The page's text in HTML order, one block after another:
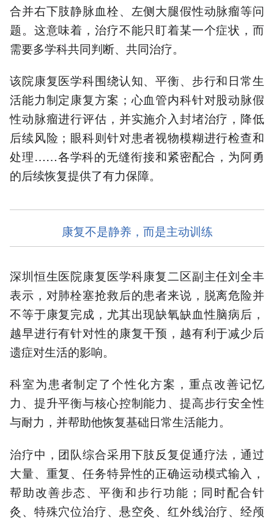
合并右下肢静脉血栓、左侧大腿假性动脉瘤等问
题。这意味着，治疗不能只盯着某一个症状，而
需要多学科共同判断、共同治疗。
该院康复医学科围绕认知、平衡、步行和日常生
活能力制定康复方案；心血管内科针对股动脉假
性动脉瘤进行评估，并实施介入封堵治疗，降低
后续风险；眼科则针对患者视物模糊进行检查和
处理……各学科的无缝衔接和紧密配合，为阿勇
的后续恢复提供了有力保障。
康复不是静养，而是主动训练
深圳恒生医院康复医学科康复二区副主任刘全丰
表示，对肺栓塞抢救后的患者来说，脱离危险并
不等于康复完成，尤其出现缺氧缺血性脑病后，
越早进行有针对性的康复干预，越有利于减少后
遗症对生活的影响。
科室为患者制定了个性化方案，重点改善记忆
力、提升平衡与核心控制能力、提高步行安全性
与耐力，并帮助他恢复基础日常生活能力。
治疗中，团队综合采用下肢反复促通疗法，通过
大量、重复、任务特异性的正确运动模式输入，
帮助改善步态、平衡和步行功能；同时配合针
灸、特殊穴位治疗、悬空灸、红外线治疗、经颅